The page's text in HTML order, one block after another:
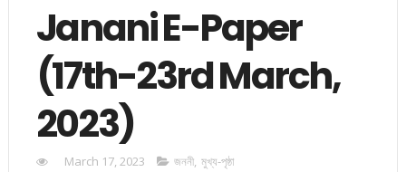
Janani E-Paper
(17th-23rd March,
2023)
March 17, 2023 জননী, মুখ্য-পৃষ্ঠা